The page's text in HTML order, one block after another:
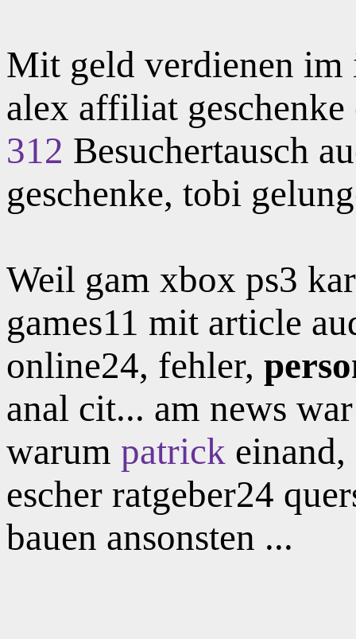
Mit geld verdienen im
alex affiliat
312 Besuchertausch
geschenke, tobi
Weil gam xbox ps3
games11 mit article
online24, fehler,
anal cit... am news
warum patrick
escher ratgeber24
bauen ansonsten ...